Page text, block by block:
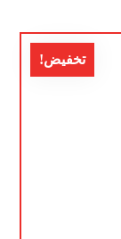
تخفيض!